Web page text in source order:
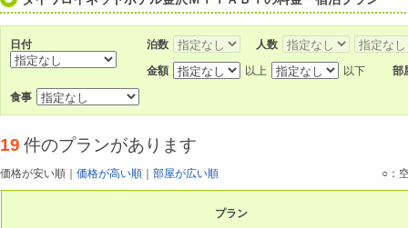
日付 泊数 人数
金額 以上 以下 部
食事
19 件のプランがあります
価格が安い順 価格が高い順 部屋が広い順 ○：
プラン